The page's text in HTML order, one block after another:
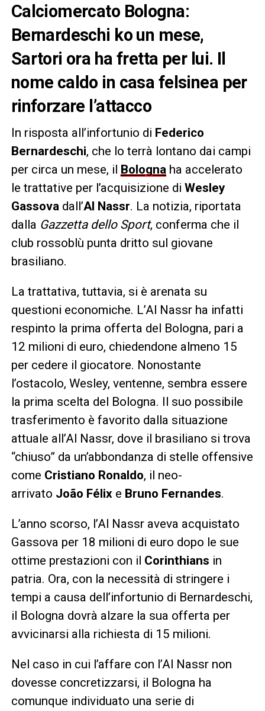
Calciomercato Bologna:
Bernardeschi ko un mese,
Sartori ora ha fretta per lui. Il
nome caldo in casa felsinea per
rinforzare l’attacco
In risposta all’infortunio di Federico
Bernardeschi, che lo terrà lontano dai campi
per circa un mese, il Bologna ha accelerato
le trattative per l’acquisizione di Wesley
Gassova dall’Al Nassr. La notizia, riportata
dalla Gazzetta dello Sport, conferma che il
club rossoblù punta dritto sul giovane
brasiliano.
La trattativa, tuttavia, si è arenata su
questioni economiche. L’Al Nassr ha infatti
respinto la prima offerta del Bologna, pari a
12 milioni di euro, chiedendone almeno 15
per cedere il giocatore. Nonostante
l’ostacolo, Wesley, ventenne, sembra essere
la prima scelta del Bologna. Il suo possibile
trasferimento è favorito dalla situazione
attuale all’Al Nassr, dove il brasiliano si trova
“chiuso” da un’abbondanza di stelle offensive
come Cristiano Ronaldo, il neo-
arrivato João Félix e Bruno Fernandes.
L’anno scorso, l’Al Nassr aveva acquistato
Gassova per 18 milioni di euro dopo le sue
ottime prestazioni con il Corinthians in
patria. Ora, con la necessità di stringere i
tempi a causa dell’infortunio di Bernardeschi,
il Bologna dovrà alzare la sua offerta per
avvicinarsi alla richiesta di 15 milioni.
Nel caso in cui l’affare con l’Al Nassr non
dovesse concretizzarsi, il Bologna ha
comunque individuato una serie di